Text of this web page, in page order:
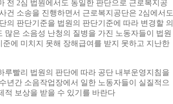
전 2심 법원에서도 동일한 판단으로 근로복지공
건 소송을 진행하면서 근로복지공단은 2심에서도
의 판단기준을 법원의 판단기준에 따라 변경할 의
은 소음성 난청의 질병을 가진 노동자들이 법원
에 미치지 못해 장해급여를 받지 못하고 지난한
루빨리 법원의 판단에 따라 공단 내부운영지침을
년간 소음작업장에서 일한 노동자들이 실질적으
적 보상을 받을 수 있기를 바란다